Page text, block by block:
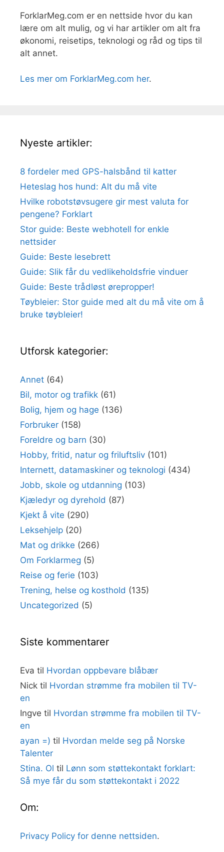
ForklarMeg.com er en nettside hvor du kan
lære om alt mulig, og vi har artikler om alt fra
økonomi, reisetips, teknologi og råd og tips til
alt annet.
Les mer om ForklarMeg.com her.
Nyeste artikler:
8 fordeler med GPS-halsbånd til katter
Heteslag hos hund: Alt du må vite
Hvilke robotstøvsugere gir mest valuta for
pengene? Forklart
Stor guide: Beste webhotell for enkle
nettsider
Guide: Beste lesebrett
Guide: Slik får du vedlikeholdsfrie vinduer
Guide: Beste trådløst ørepropper!
Tøybleier: Stor guide med alt du må vite om å
bruke tøybleier!
Utforsk kategorier:
Annet (64)
Bil, motor og trafikk (61)
Bolig, hjem og hage (136)
Forbruker (158)
Foreldre og barn (30)
Hobby, fritid, natur og friluftsliv (101)
Internett, datamaskiner og teknologi (434)
Jobb, skole og utdanning (103)
Kjæledyr og dyrehold (87)
Kjekt å vite (290)
Leksehjelp (20)
Mat og drikke (266)
Om Forklarmeg (5)
Reise og ferie (103)
Trening, helse og kosthold (135)
Uncategorized (5)
Siste kommentarer
Eva til Hvordan oppbevare blåbær
Nick til Hvordan strømme fra mobilen til TV-
en
Ingve til Hvordan strømme fra mobilen til TV-
en
ayan =) til Hvordan melde seg på Norske
Talenter
Stina. Ol til Lønn som støttekontakt forklart:
Så mye får du som støttekontakt i 2022
Om:
Privacy Policy for denne nettsiden.